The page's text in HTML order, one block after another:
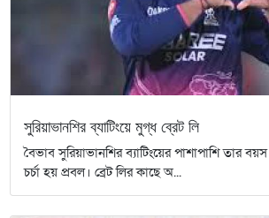
সুরিয়াভানশির ব্যাটিংয়ে মুগ্ধ ব্রেট লি
বৈভাব সুরিয়াভানশির ব্যাটিংয়ের পাশাপাশি তার বয়স
চর্চা হয় প্রবল। ব্রেট লির কাছে অ...